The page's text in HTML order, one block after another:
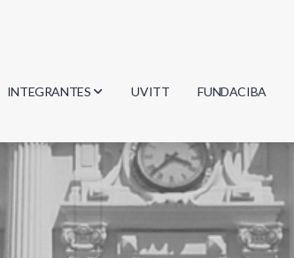
INTEGRANTES
Investigadores
Estudiantes
Egresados
UVITT FUNDACIBA